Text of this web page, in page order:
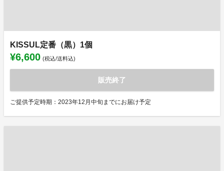
KISSUL定番（黒）1個
¥6,600 (税込/送料込)
販売終了
ご提供予定時期：2023年12月中旬までにお届け予定